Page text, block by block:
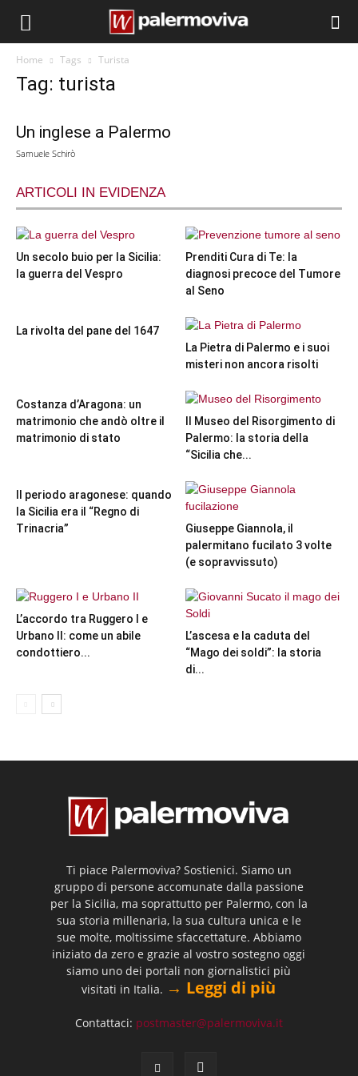
Home Tags Turista
Tag: turista
Un inglese a Palermo
Samuele Schirò
ARTICOLI IN EVIDENZA
Un secolo buio per la Sicilia:
la guerra del Vespro
Prenditi Cura di Te: la
diagnosi precoce del Tumore
al Seno
La rivolta del pane del 1647
La Pietra di Palermo e i suoi
misteri non ancora risolti
Costanza d’Aragona: un
matrimonio che andò oltre il
matrimonio di stato
Il Museo del Risorgimento di
Palermo: la storia della
“Sicilia che...
Il periodo aragonese: quando
la Sicilia era il “Regno di
Trinacria”
Giuseppe Giannola, il
palermitano fucilato 3 volte
(e sopravvissuto)
L’accordo tra Ruggero I e
Urbano II: come un abile
condottiero...
L’ascesa e la caduta del
“Mago dei soldi”: la storia
di...
Ti piace Palermoviva? Sostienici. Siamo un
gruppo di persone accomunate dalla passione
per la Sicilia, ma soprattutto per Palermo, con la
sua storia millenaria, la sua cultura unica e le
sue molte, moltissime sfaccettature. Abbiamo
iniziato da zero e grazie al vostro sostegno oggi
siamo uno dei portali non giornalistici più
visitati in Italia. → Leggi di più
Contattaci: postmaster@palermoviva.it